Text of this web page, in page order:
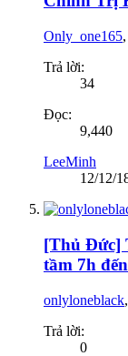
Only_one165,
Trả lời:
34
Đọc:
9,440
LeeMinh
12/12/
[Thủ Đức]
tầm 7h
onlyloneblack,
Trả lời:
0